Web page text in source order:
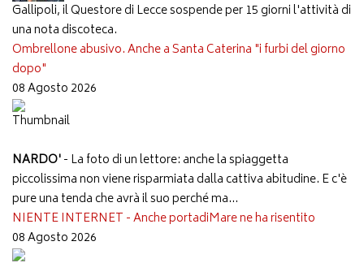
Gallipoli, il Questore di Lecce sospende per 15 giorni l'attività di
una nota discoteca.
Ombrellone abusivo. Anche a Santa Caterina "i furbi del giorno
dopo"
08 Agosto 2026
NARDO'- La foto di un lettore: anche la spiaggetta
piccolissima non viene risparmiata dalla cattiva abitudine. E c'è
pure una tenda che avrà il suo perché ma...
NIENTE INTERNET - Anche portadiMare ne ha risentito
08 Agosto 2026